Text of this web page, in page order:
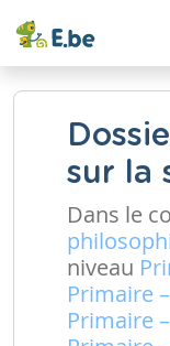
sur la
Dans le
niveau
Primaire
Primaire